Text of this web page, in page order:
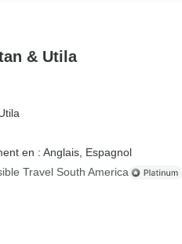
& Utila
en : Anglais, Espagnol
Travel South America